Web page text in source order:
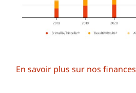
En savoir plus sur nos finances